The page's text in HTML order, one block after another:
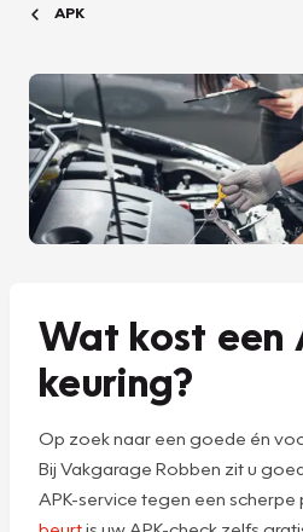
APK
Wat kost een
keuring?
Op zoek naar een goede én
Bij Vakgarage Robben zit u
APK-service tegen een scherpe